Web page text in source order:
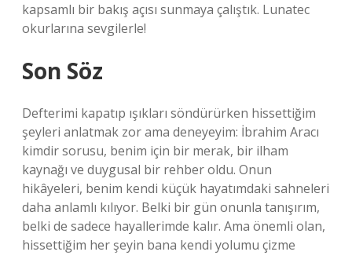
kapsamlı bir bakış açısı sunmaya çalıştık. Lunatec
okurlarına sevgilerle!
Son Söz
Defterimi kapatıp ışıkları söndürürken hissettiğim
şeyleri anlatmak zor ama deneyeyim: İbrahim Aracı
kimdir sorusu, benim için bir merak, bir ilham
kaynağı ve duygusal bir rehber oldu. Onun
hikâyeleri, benim kendi küçük hayatımdaki sahneleri
daha anlamlı kılıyor. Belki bir gün onunla tanışırım,
belki de sadece hayallerimde kalır. Ama önemli olan,
hissettiğim her şeyin bana kendi yolumu çizme